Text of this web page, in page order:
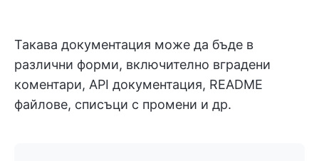
Такава документация може да бъде в
различни форми, включително вградени
коментари, API документация, README
файлове, списъци с промени и др.